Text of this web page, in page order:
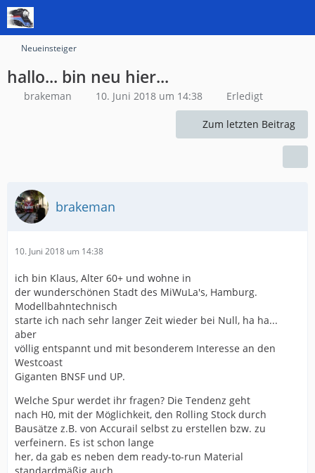
Neueinsteiger
hallo... bin neu hier...
brakeman 10. Juni 2018 um 14:38 Erledigt
Zum letzten Beitrag
brakeman
10. Juni 2018 um 14:38
ich bin Klaus, Alter 60+ und wohne in
der wunderschönen Stadt des MiWuLa's, Hamburg.
Modellbahntechnisch
starte ich nach sehr langer Zeit wieder bei Null, ha ha...
aber
völlig entspannt und mit besonderem Interesse an den
Westcoast
Giganten BNSF und UP.
Welche Spur werdet ihr fragen? Die Tendenz geht
nach H0, mit der Möglichkeit, den Rolling Stock durch
Bausätze z.B. von Accurail selbst zu erstellen bzw. zu
verfeinern. Es ist schon lange
her, da gab es neben dem ready-to-run Material